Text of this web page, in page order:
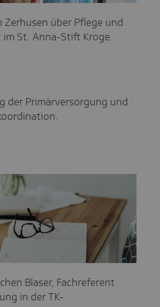
über Pflege und
St. Anna-Stift Kroge.
der Primärversorgung und
Blaser, Fachreferent
in der TK-